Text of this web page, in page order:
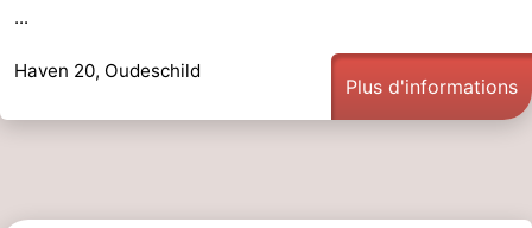
...
Haven 20, Oudeschild
Plus d'informations